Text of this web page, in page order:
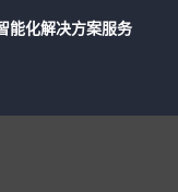
能化解决方案服务